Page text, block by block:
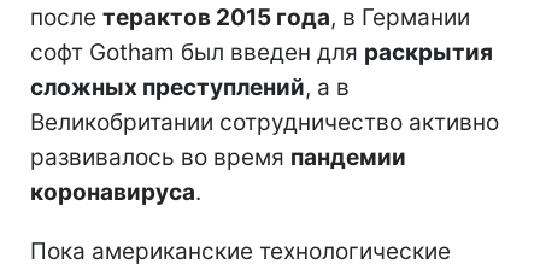
после терактов 2015 года, в Германии
софт Gotham был введен для раскрытия
сложных преступлений, а в
Великобритании сотрудничество активно
развивалось во время пандемии
коронавируса.
Пока американские технологические